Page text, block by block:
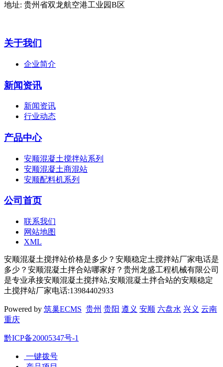
地址: 贵州省双龙航空港工业园B区
关于我们
企业简介
新闻资讯
新闻资讯
行业动态
产品中心
安顺混凝土搅拌站系列
安顺混凝土商混站
安顺配料机系列
公司首页
联系我们
网站地图
XML
安顺混凝土搅拌站价格是多少？安顺稳定土搅拌站厂家电话是
多少？安顺混凝土拌合站哪家好？贵州龙盛工程机械有限公司
是专业承接安顺混凝土搅拌站,安顺混凝土拌合站的安顺稳定
土搅拌站厂家电话:13984402933
Powered by 筑巢ECMS 贵州 贵阳 遵义 安顺 六盘水 兴义 云南
重庆
黔ICP备20005347号-1
一键拨号